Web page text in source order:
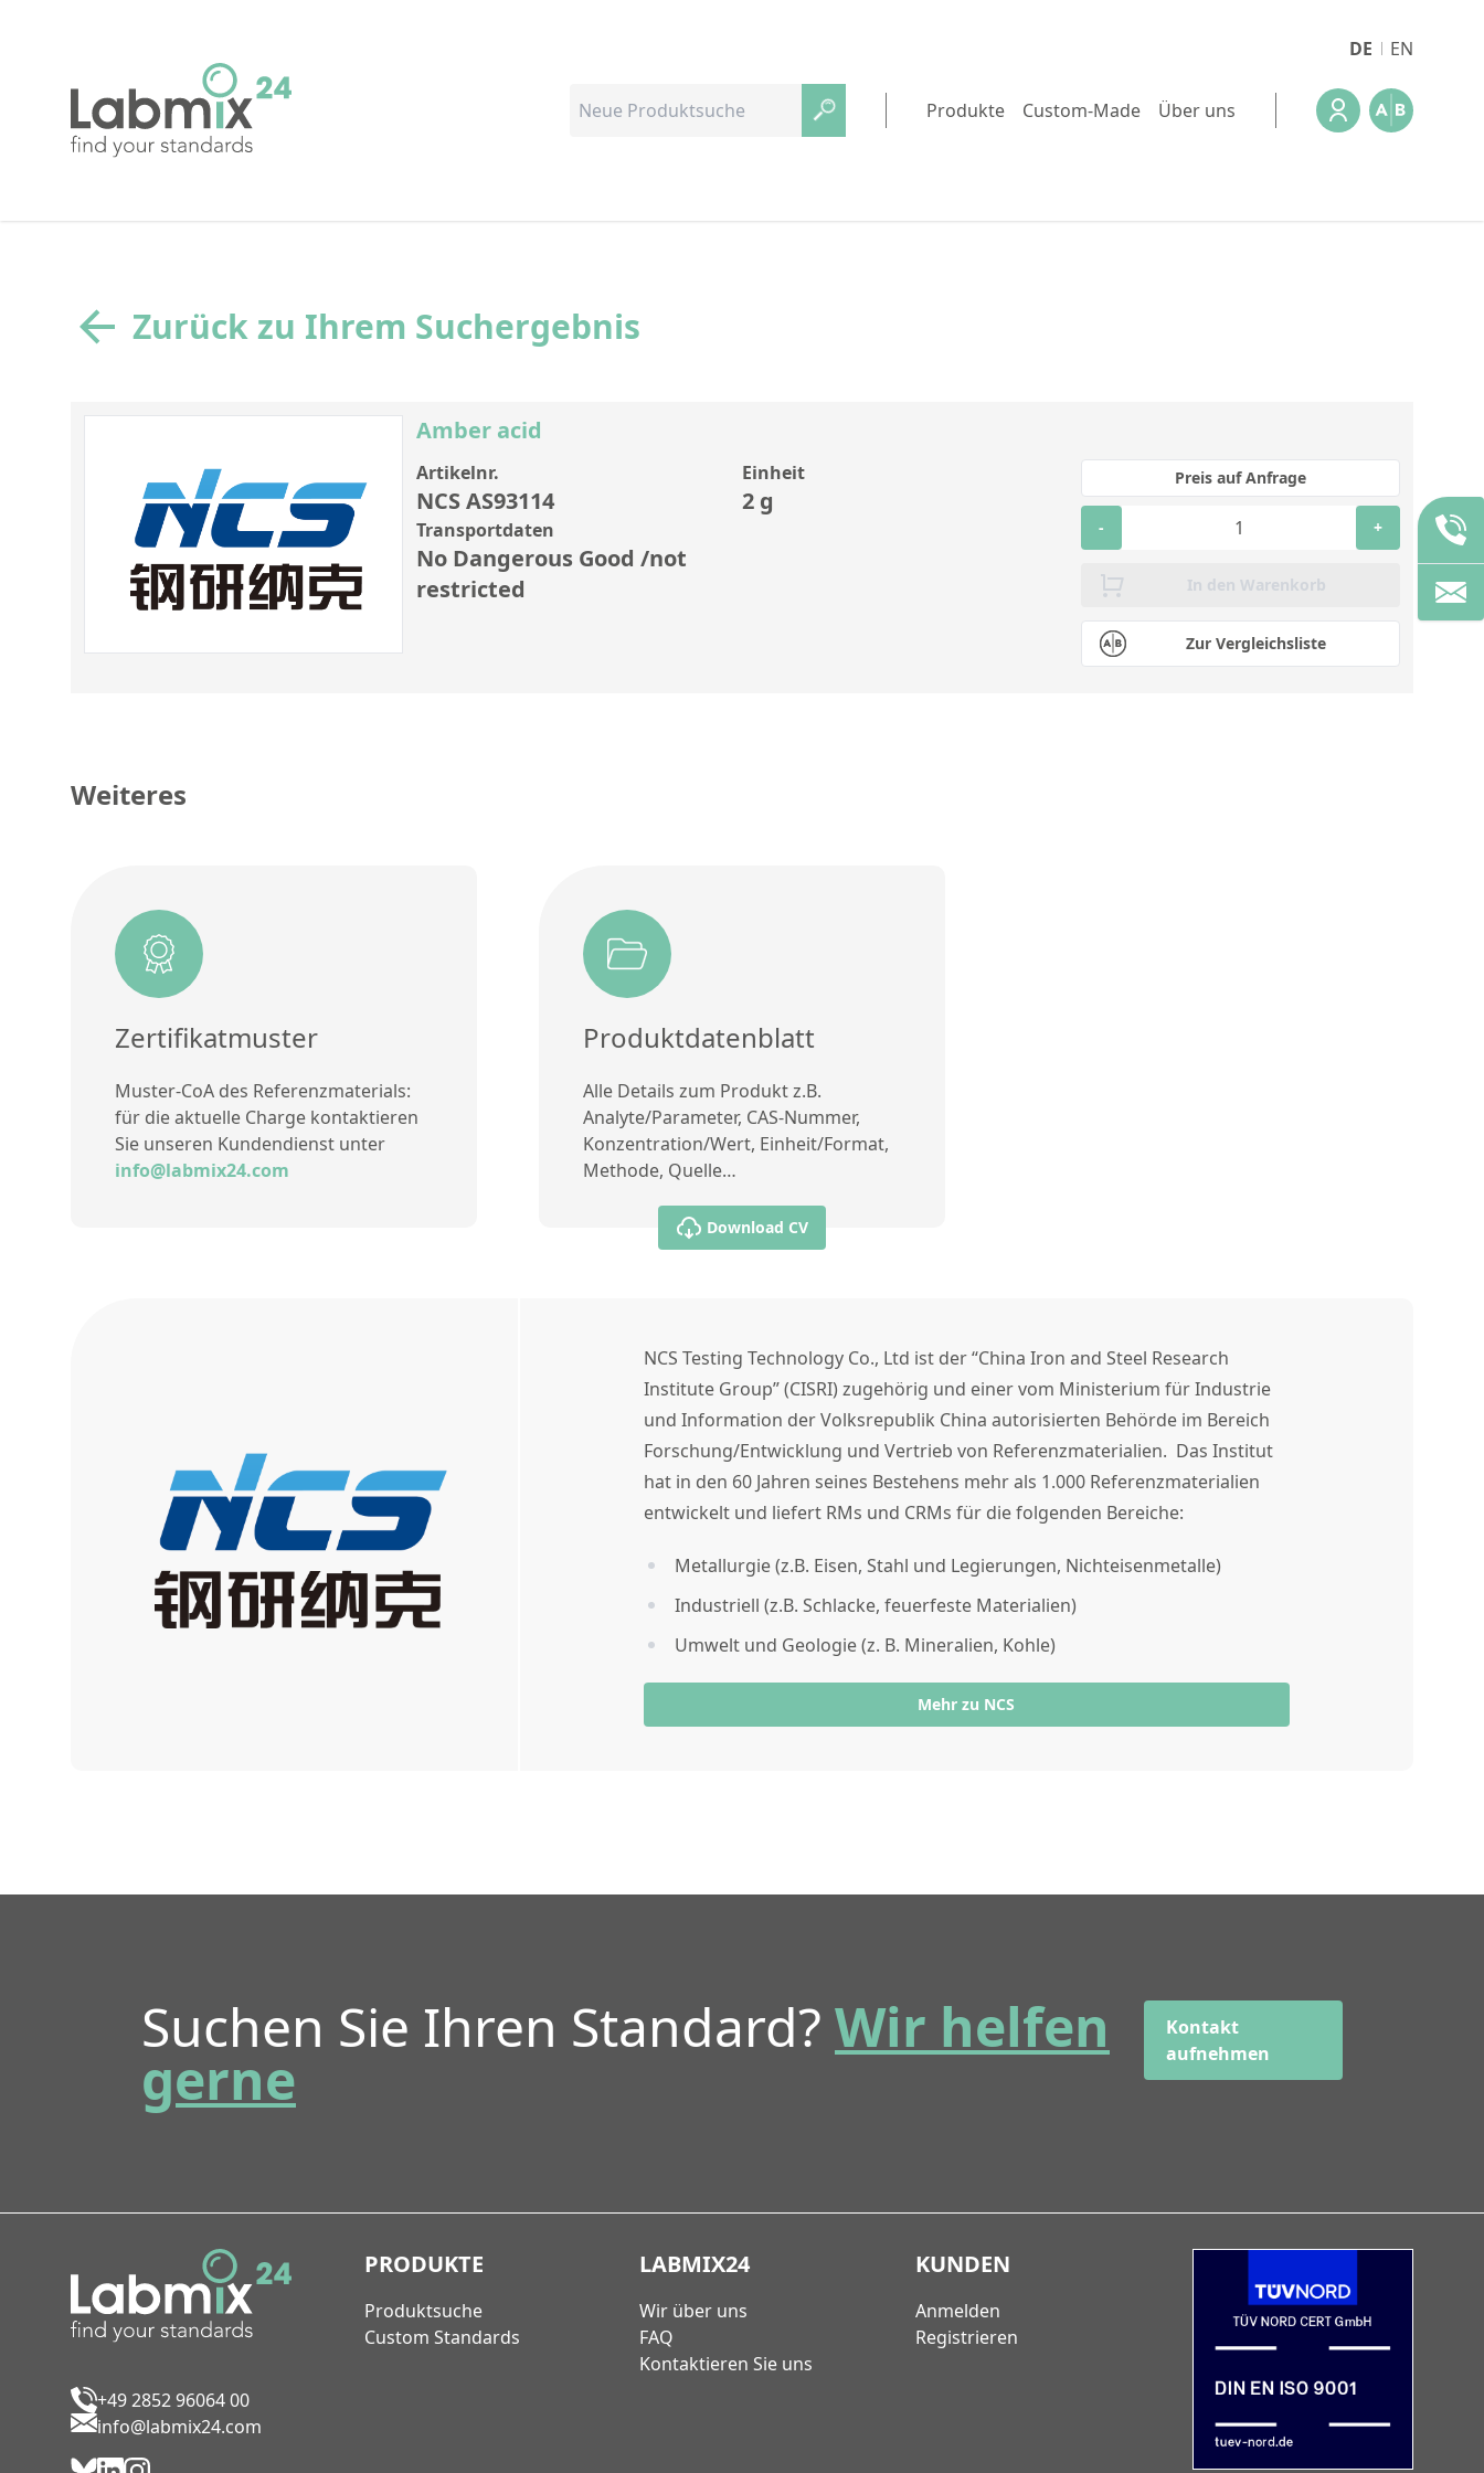
DE EN
Produkte Custom-Made Über uns
Zurück zu Ihrem Suchergebnis
Amber acid
Artikelnr.
NCS AS93114
Einheit
2 g
Transportdaten
No Dangerous Good /not
restricted
Zur Vergleichsliste
Preis auf Anfrage
- +
In den Warenkorb
Weiteres
Zertifikatmuster
Muster-CoA des Referenzmaterials:
für die aktuelle Charge kontaktieren
Sie unseren Kundendienst unter
info@labmix24.com
Produktdatenblatt
Alle Details zum Produkt z.B.
Analyte/Parameter, CAS-Nummer,
Konzentration/Wert, Einheit/Format,
Methode, Quelle…
Download CV
NCS Testing Technology Co., Ltd ist der “China Iron and Steel Research
Institute Group” (CISRI) zugehörig und einer vom Ministerium für Industrie
und Information der Volksrepublik China autorisierten Behörde im Bereich
Forschung/Entwicklung und Vertrieb von Referenzmaterialien. Das Institut
hat in den 60 Jahren seines Bestehens mehr als 1.000 Referenzmaterialien
entwickelt und liefert RMs und CRMs für die folgenden Bereiche:
Metallurgie (z.B. Eisen, Stahl und Legierungen, Nichteisenmetalle)
Industriell (z.B. Schlacke, feuerfeste Materialien)
Umwelt und Geologie (z. B. Mineralien, Kohle)
Mehr zu NCS
Suchen Sie Ihren Standard? Wir helfen
gerne
Kontakt
aufnehmen
+49 2852 96064 00
info@labmix24.com
PRODUKTE
Produktsuche
Custom Standards
LABMIX24
Wir über uns
FAQ
Kontaktieren Sie uns
KUNDEN
Anmelden
Registrieren